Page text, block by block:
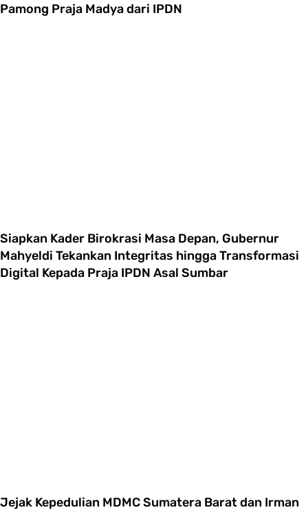
Pamong Praja Madya dari IPDN
Siapkan Kader Birokrasi Masa Depan, Gubernur
Mahyeldi Tekankan Integritas hingga Transformasi
Digital Kepada Praja IPDN Asal Sumbar
Jejak Kepedulian MDMC Sumatera Barat dan Irman